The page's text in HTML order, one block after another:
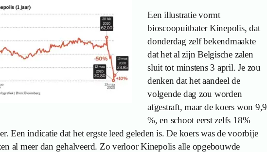
Een illustratie vormt
bioscoopuitbater Kinepolis, dat
donderdag zelf bekendmaakte
dat het al zijn Belgische zalen
sluit tot minstens 3 april. Je zou
denken dat het aandeel de
volgende dag zou worden
afgestraft, maar de koers won 9,9
%, en schoot eerst zelfs 18%
Een indicatie dat het ergste leed geleden is. De koers was de voorbije
al meer dan gehalveerd. Zo verloor Kinepolis alle opgebouwde